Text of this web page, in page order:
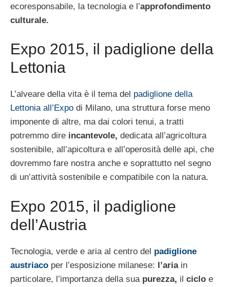
ecoresponsabile, la tecnologia e l’approfondimento
culturale.
Expo 2015, il padiglione della
Lettonia
L’alveare della vita è il tema del padiglione della
Lettonia all’Expo di Milano, una struttura forse meno
imponente di altre, ma dai colori tenui, a tratti
potremmo dire incantevole, dedicata all’agricoltura
sostenibile, all’apicoltura e all’operosità delle api, che
dovremmo fare nostra anche e soprattutto nel segno
di un’attività sostenibile e compatibile con la natura.
Expo 2015, il padiglione
dell’Austria
Tecnologia, verde e aria al centro del padiglione
austriaco per l’esposizione milanese: l’ariain
particolare, l’importanza della sua purezza, il ciclo e